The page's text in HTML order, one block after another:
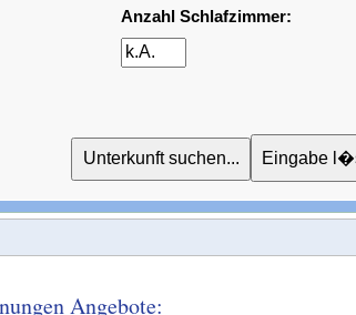
Anzahl Schlafzimmer:
Angebote: